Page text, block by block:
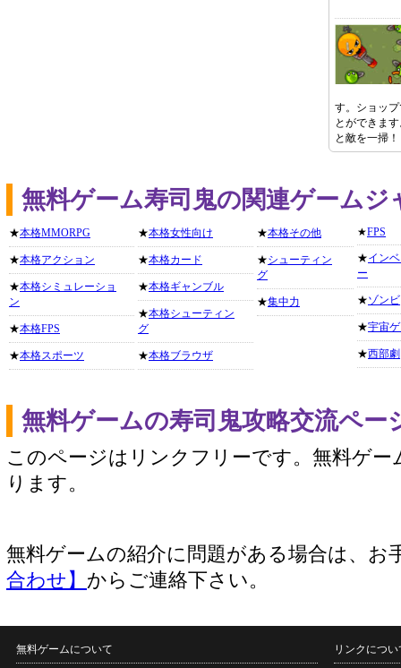
す。ショッ
とができま
と敵を一掃！
無料ゲーム寿司鬼の関連ゲームジ
★本格MMORPG
★本格アクション
★本格シミュレーショ
ン
★本格FPS
★本格スポーツ
★本格女性向け
★本格カード
★本格ギャンブル
★本格シューティン
グ
★本格ブラウザ
★本格その他
★シューティン
グ
★集中力
★FPS
★イン
ー
★ゾンビ
★宇宙
★西部劇
無料ゲームの寿司鬼攻略交流ペー
このページはリンクフリーです。無料ゲー
ります。
無料ゲームの紹介に問題がある場合は、お
合わせ】 からご連絡下さい。
無料ゲームについて リンクについ